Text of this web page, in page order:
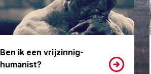
Ben ik een vrijzinnig-
humanist?